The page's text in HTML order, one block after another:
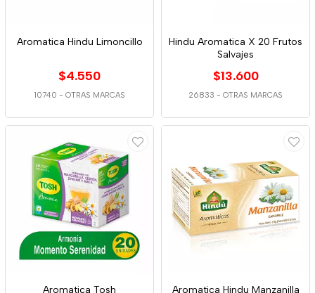
Aromatica Hindu Limoncillo
$4.550
10740 - OTRAS MARCAS
Hindu Aromatica X 20 Frutos
Salvajes
$13.600
26833 - OTRAS MARCAS
Aromatica Tosh
Aromatica Hindu Manzanilla